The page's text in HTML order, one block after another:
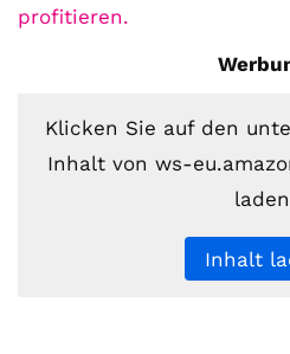
profitieren.
Klicken Sie auf den
Inhalt von ws-
Inhalt